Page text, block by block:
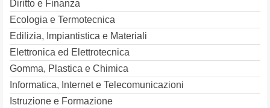
Diritto e Finanza
Ecologia e Termotecnica
Edilizia, Impiantistica e Materiali
Elettronica ed Elettrotecnica
Gomma, Plastica e Chimica
Informatica, Internet e Telecomunicazioni
Istruzione e Formazione